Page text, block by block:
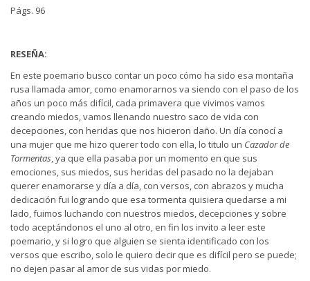
Págs. 96
RESEÑA:
En este poemario busco contar un poco cómo ha sido esa montaña
rusa llamada amor, como enamorarnos va siendo con el paso de los
años un poco más difícil, cada primavera que vivimos vamos
creando miedos, vamos llenando nuestro saco de vida con
decepciones, con heridas que nos hicieron daño. Un día conocí a
una mujer que me hizo querer todo con ella, lo titulo un Cazador de
Tormentas, ya que ella pasaba por un momento en que sus
emociones, sus miedos, sus heridas del pasado no la dejaban
querer enamorarse y día a día, con versos, con abrazos y mucha
dedicación fui logrando que esa tormenta quisiera quedarse a mi
lado, fuimos luchando con nuestros miedos, decepciones y sobre
todo aceptándonos el uno al otro, en fin los invito a leer este
poemario, y si logro que alguien se sienta identificado con los
versos que escribo, solo le quiero decir que es difícil pero se puede;
no dejen pasar al amor de sus vidas por miedo.